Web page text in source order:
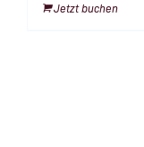
Jetzt buchen